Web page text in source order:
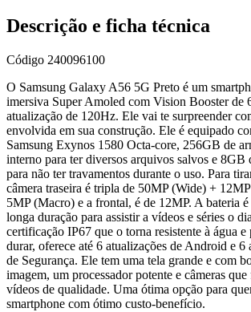
Descrição e ficha técnica
Código 240096100
O Samsung Galaxy A56 5G Preto é um
imersiva Super Amoled com Vision Booster de
atualização de 120Hz. Ele vai te surpreender
envolvida em sua construção. Ele é equipado
Samsung Exynos 1580 Octa-core, 256GB de
interno para ter diversos arquivos salvos e
para não ter travamentos durante o uso. Para
câmera traseira é tripla de 50MP (Wide) +
5MP (Macro) e a frontal, é de 12MP. A bateria
longa duração para assistir a vídeos e séries o
certificação IP67 que o torna resistente à água e
durar, oferece até 6 atualizações de Android e 6
de Segurança. Ele tem uma tela grande e com
imagem, um processador potente e câmeras
vídeos de qualidade. Uma ótima opção para
smartphone com ótimo custo-benefício.